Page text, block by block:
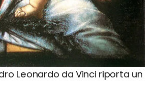
Leonardo da Vinci riporta un